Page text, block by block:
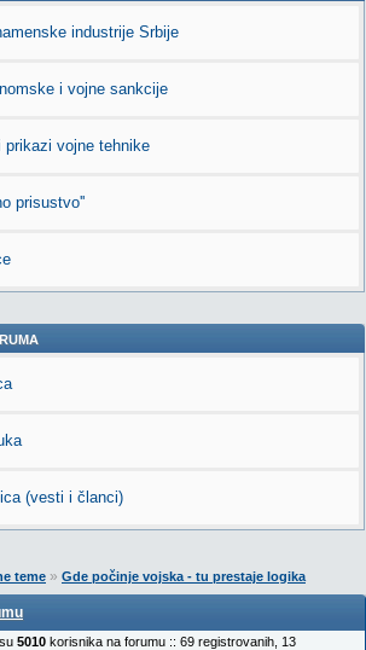
industrije Srbije
i vojne sankcije
vojne tehnike
prisustvo''
(vesti i članci)
teme » Gde počinje vojska - tu prestaje logika
5010 korisnika na forumu :: 69 registrovanih, 13